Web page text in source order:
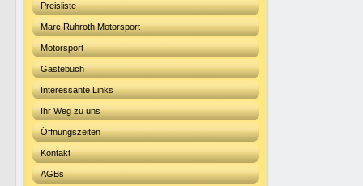
Preisliste
Marc Ruhroth Motorsport
Motorsport
Gästebuch
Interessante Links
Ihr Weg zu uns
Öffnungszeiten
Kontakt
AGBs